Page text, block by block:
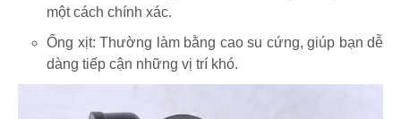
một cách chính xác.
Ống xịt: Thường làm bằng cao su cứng, giúp bạn dễ
dàng tiếp cận những vị trí khó.